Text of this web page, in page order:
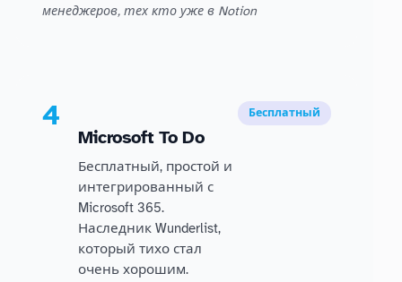
менеджеров, тех кто уже в Notion
4
Microsoft To Do
Бесплатный, простой и
интегрированный с
Microsoft 365.
Наследник Wunderlist,
который тихо стал
очень хорошим.
Бесплатный